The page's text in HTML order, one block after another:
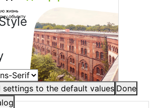
settings to the default values Done